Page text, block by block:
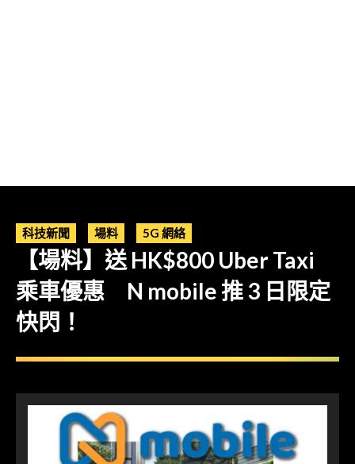
科技新聞 場料 5G 網絡
【場料】送 HK$800 Uber Taxi
乘車優惠 N mobile 推 3 日限定
快閃！